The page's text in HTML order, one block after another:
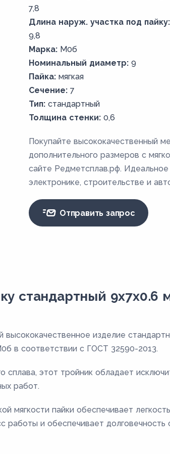
7,8
Длина наруж. участка под пайку:
9,8
Марка: М0б
Номинальный диаметр: 9
Пайка: мягкая
Сечение: 7
Тип: стандартный
Толщина стенки: 0,6
Покупайте высококачественный
дополнительного размеров с
сайте Редметсплав.рф.
электронике, строительстве и
Отправить запрос
стандартный 9х7х0.6
изделие
в соответствии с ГОСТ 32590-2013.
сплава, этот тройник обладает
работ.
мягкости пайки обеспечивает
и обеспечивает долговечность